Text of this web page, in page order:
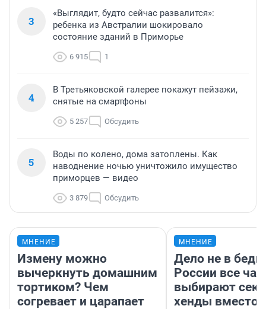
3
«Выглядит, будто сейчас развалится»:
ребенка из Австралии шокировало
состояние зданий в Приморье
6 915 1
4
В Третьяковской галерее покажут пейзажи,
снятые на смартфоны
5 257 Обсудить
5
Воды по колено, дома затоплены. Как
наводнение ночью уничтожило имущество
приморцев — видео
3 879 Обсудить
МНЕНИЕ
Измену можно
вычеркнуть домашним
тортиком? Чем
согревает и царапает
МНЕНИЕ
Дело не в
России все
выбирают
хенды вместо